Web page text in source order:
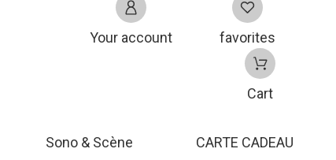
Your account favorites
Cart
Sono & Scène CARTE CADEAU